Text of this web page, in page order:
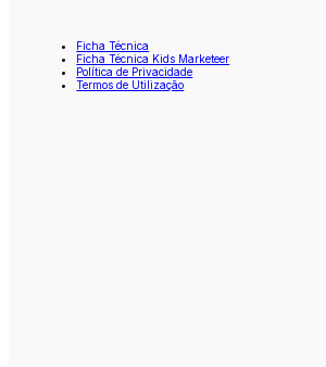
Ficha Técnica
Ficha Técnica Kids Marketeer
Política de Privacidade
Termos de Utilização